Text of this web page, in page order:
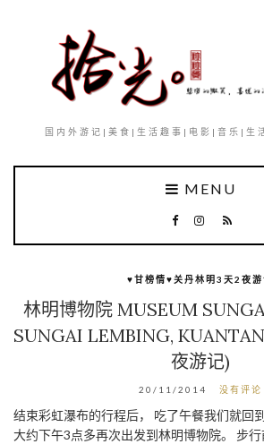
国内外游记|美食|生活趣事|电影|音乐|生
MENU
♥甘榜情♥关丹林明3天2夜游
林明博物院 MUSEUM
SUNGAI LEMBING,
夜游记)
20/11/2014 没有评论
结束彩虹瀑布的行程后， 吃了午餐我们就回
大约下午3点多再次出发到林明博物院。 步行